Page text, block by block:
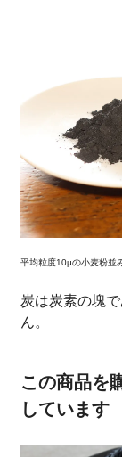
平均粒度10μの小麦粉並
炭は炭素の塊
ん。
この商品を
しています